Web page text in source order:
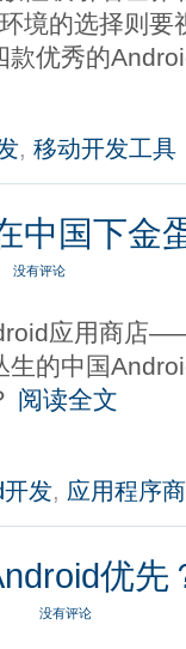
境的选择则要
款优秀的
, 移动开发工具
中国下金
没有评论
应用商店
生的中国
阅读全文
发, 应用程序
优先
没有评论